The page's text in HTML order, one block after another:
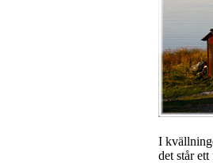
I
det står